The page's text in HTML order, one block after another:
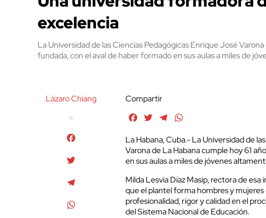
excelencia
La Universidad de las Ciencias Pedagógicas Enrique José
fundada, con el aval de haber formado en sus aulas a miles de
Lázaro Chiang
Compartir
FacebookTwitterTelegram
La Habana, Cuba.- La Universidad de
Varona de La Habana cumple hoy 61
en sus aulas a miles de jóvenes
Milda Lesvia Díaz Masip, rectora de
que el plantel forma hombres y
profesionalidad, rigor y calidad en el
del Sistema Nacional de Educación.